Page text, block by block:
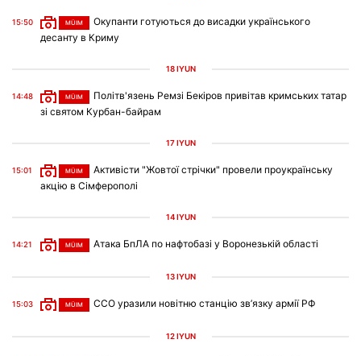
15:50 MÜIM
Окупанти готуються до висадки українського
десанту в Криму
18 IYÜN
14:48 MÜIM
Політв'язень Ремзі Бекіров привітав кримських татар
зі святом Курбан-байрам
17 IYÜN
15:01 MÜIM
Активісти "Жовтої стрічки" провели проукраїнську
акцію в Сімферополі
14 IYÜN
14:21 MÜIM Атака БпЛА по нафтобазі у Воронезькій області
13 IYÜN
15:03 MÜIM ССО уразили новітню станцію зв’язку армії РФ
12 IYÜN